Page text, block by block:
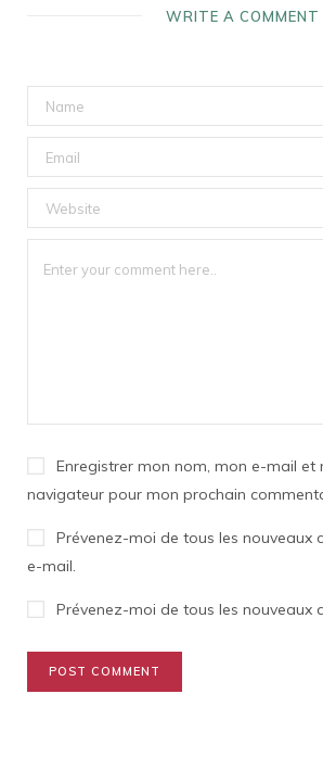
WRITE A COMMENT
Enregistrer mon nom, mon e-mail et
navigateur pour mon prochain
Prévenez-moi de tous les nouveaux
e-mail.
Prévenez-moi de tous les nouveaux